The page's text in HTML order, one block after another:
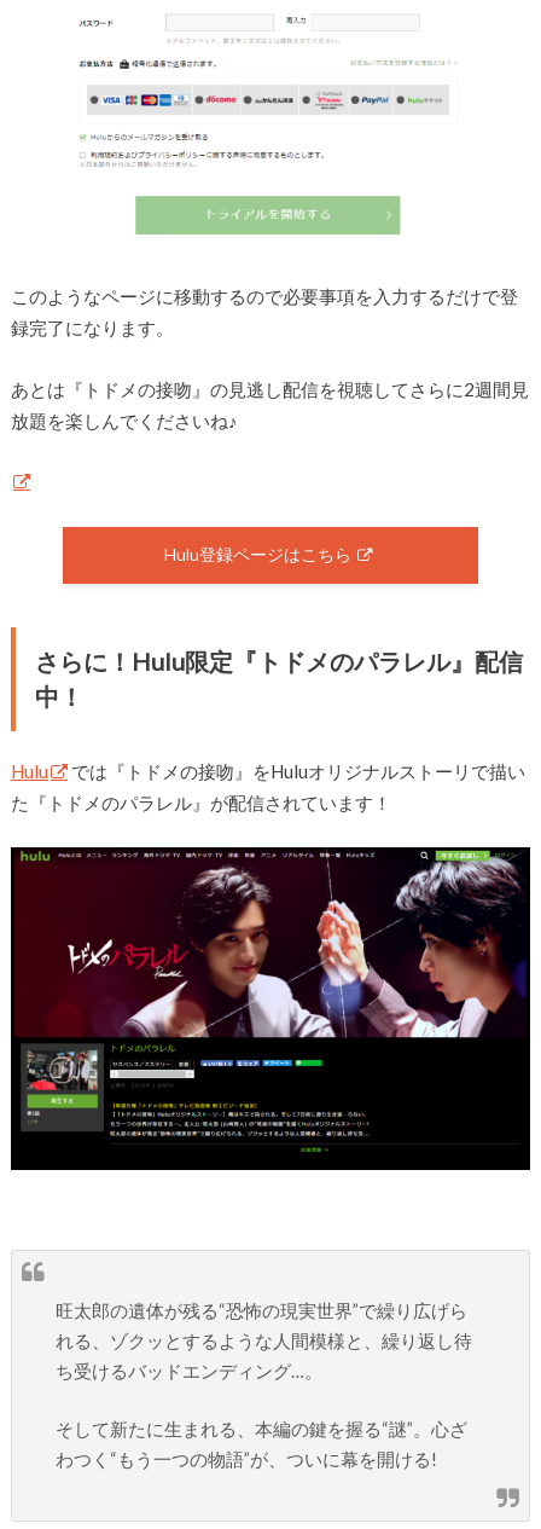
このようなページに移動するので必要事項を入力するだけで登
録完了になります。
あとは『トドメの接吻』の見逃し配信を視聴してさらに2週間見
放題を楽しんでくださいね♪
Hulu登録ページはこちら
さらに！Hulu限定『トドメのパラレル』配信
中！
Hulu
では『トドメの接吻』をHuluオリジナルストーリで描い
た『トドメのパラレル』が配信されています！
旺太郎の遺体が残る“恐怖の現実世界”で繰り広げら
れる、ゾクッとするような人間模様と、繰り返し待
ち受けるバッドエンディング…。
そして新たに生まれる、本編の鍵を握る“謎”。心ざ
わつく“もう一つの物語”が、ついに幕を開ける!